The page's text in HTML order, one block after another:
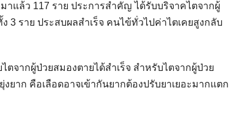
ล้ว 117 ราย ประการสำคัญ ได้รับบริจาคไตจากผู้
3 ราย ประสบผลสำเร็จ คนไข้ทั่วไปค่าไตเคยสูงกลับ
จากผู้ป่วยสมองตายได้สำเร็จ สำหรับไตจากผู้ป่วย
าก คือเลือดอาจเข้ากันยากต้องปรับยาเยอะมากแตก